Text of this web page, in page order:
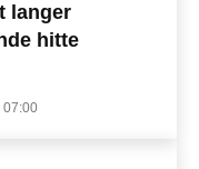
langer
hitte
07:00